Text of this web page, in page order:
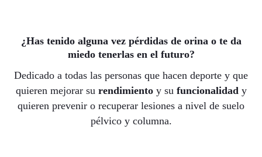
¿Has tenido alguna vez pérdidas de orina o te da
miedo tenerlas en el futuro?
Dedicado a todas las personas que hacen deporte y que
quieren mejorar su rendimientoy su funcionalidad y
quieren prevenir o recuperar lesiones a nivel de suelo
pélvico y columna.